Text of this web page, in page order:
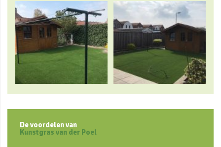
De voordelen van
Kunstgras van der Poel